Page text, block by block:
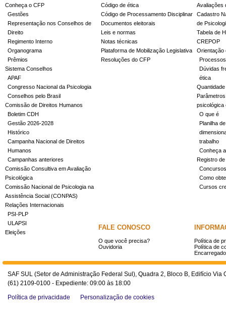
Conheça o CFP
Gestões
Representação nos Conselhos de
Direito
Regimento Interno
Organograma
Prêmios
Sistema Conselhos
APAF
Congresso Nacional da Psicologia
Conselhos pelo Brasil
Comissão de Direitos Humanos
Boletim CDH
Gestão 2026-2028
Histórico
Campanha Nacional de Direitos
Humanos
Campanhas anteriores
Comissão Consultiva em Avaliação
Psicológica
Comissão Nacional de Psicologia na
Assistência Social (CONPAS)
Relações Internacionais
PSI-PLP
ULAPSI
Eleições
Código de ética
Código de Processamento Disciplinar
Documentos eleitorais
Leis e normas
Notas técnicas
Plataforma de Mobilização Legislativa
Resoluções do CFP
Avaliações
Cadastro
de
Tabela de
CREPOP
Orientação
Dúvidas
ética
psicológica
O que é
Planilha
trabalho
Conheça
Registro
Concursos
Como
Cursos
FALE CONOSCO
O que você precisa?
Ouvidoria
Política de
Política de
SAF SUL (Setor de Administração Federal Sul), Quadra 2, Bloco B, Edifício
(61) 2109-0100 - Expediente: 09:00 às 18:00
Política de privacidade
Personalização de cookies